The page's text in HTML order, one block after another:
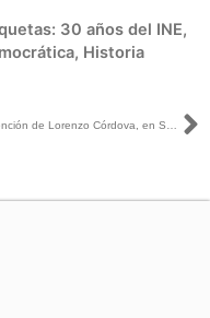
30 años del INE,
, Historia